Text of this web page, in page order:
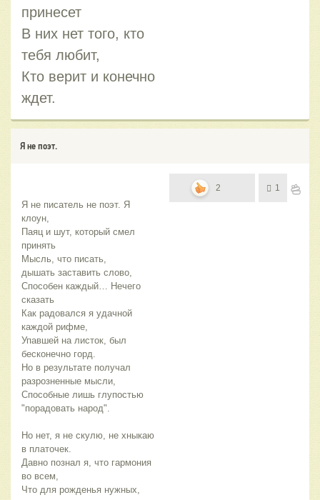
принесет
В них нет того, кто
тебя любит,
Кто верит и конечно
ждет.
Я не поэт.
Я не писатель не поэт. Я
клоун,
Паяц и шут, который смел
принять
Мысль, что писать,
дышать заставить слово,
Способен каждый… Нечего
сказать
Как радовался я удачной
каждой рифме,
Упавшей на листок, был
бесконечно горд.
Но в результате получал
разрозненные мысли,
Способные лишь глупостью
"порадовать народ".
Но нет, я не скулю, не хныкаю
в платочек.
Давно познал я, что гармония
во всем,
Что для рожденья нужных,
2 1